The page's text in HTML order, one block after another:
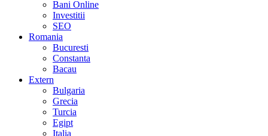
Bani Online
Investitii
SEO
Romania
Bucuresti
Constanta
Bacau
Extern
Bulgaria
Grecia
Turcia
Egipt
Italia